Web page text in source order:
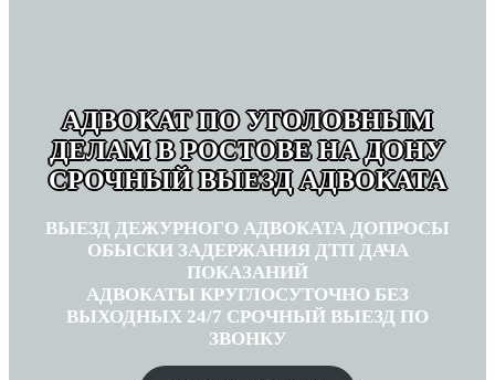
АДВОКАТ ПО УГОЛОВНЫМ
ДЕЛАМ В РОСТОВЕ НА ДОНУ
СРОЧНЫЙ ВЫЕЗД АДВОКАТА
ВЫЕЗД ДЕЖУРНОГО АДВОКАТА ДОПРОСЫ
ОБЫСКИ ЗАДЕРЖАНИЯ ДТП ДАЧА
ПОКАЗАНИЙ
АДВОКАТЫ КРУГЛОСУТОЧНО БЕЗ
ВЫХОДНЫХ 24/7 СРОЧНЫЙ ВЫЕЗД ПО
ЗВОНКУ